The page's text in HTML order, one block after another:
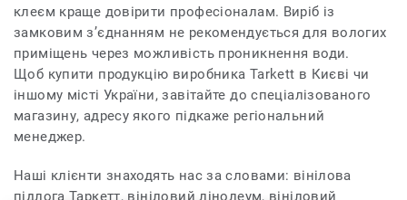
клеєм краще довірити професіоналам. Виріб із
замковим з’єднанням не рекомендується для вологих
приміщень через можливість проникнення води.
Щоб купити продукцію виробника Tarkett в Києві чи
іншому місті України, завітайте до спеціалізованого
магазину, адресу якого підкаже регіональний
менеджер.
Наші клієнти знаходять нас за словами: вінілова
підлога Таркетт, вініловий лінолеум, вініловий